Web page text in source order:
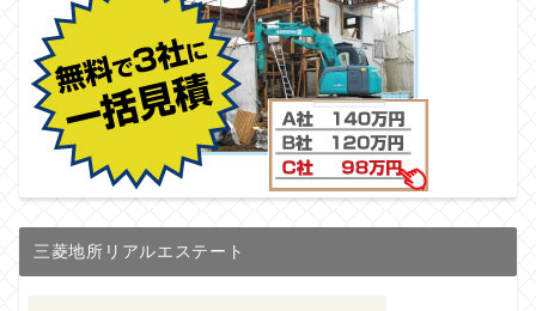
三菱地所リアルエステート